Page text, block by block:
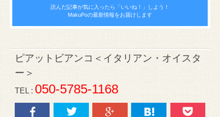
読んだ記事が気に入ったら 「いいね！」しよう！
MakuPoの最新情報をお届けします
ピアットビアンコ＜イタリアン・オイスタ
ー＞
TEL : 050-5785-1168